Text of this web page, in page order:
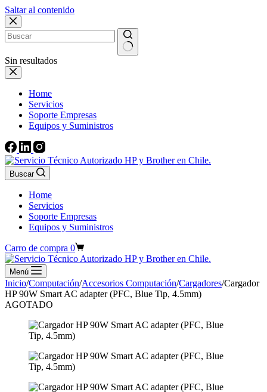
Saltar al contenido
Sin resultados
Home
Servicios
Soporte Empresas
Equipos y Suministros
Buscar
Home
Servicios
Soporte Empresas
Equipos y Suministros
Carro de compra 0
Menú
Inicio/Computación/Accesorios Computación/Cargadores/Cargador
HP 90W Smart AC adapter (PFC, Blue Tip, 4.5mm)
AGOTADO